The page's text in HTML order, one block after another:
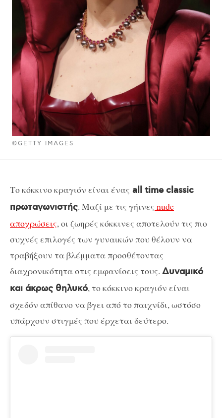
©GETTY IMAGES
Το κόκκινο κραγιόν είναι ένας all time classic
πρωταγωνιστής. Μαζί με τις γήινες nude
αποχρώσεις, οι ζωηρές κόκκινες αποτελούν τις πιο
συχνές επιλογές των γυναικών που θέλουν να
τραβήξουν τα βλέμματα προσθέτοντας
διαχρονικότητα στις εμφανίσεις τους. Δυναμικό
και άκρως θηλυκό, το κόκκινο κραγιόν είναι
σχεδόν απίθανο να βγει από το παιχνίδι, ωστόσο
υπάρχουν στιγμές που έρχεται δεύτερο.